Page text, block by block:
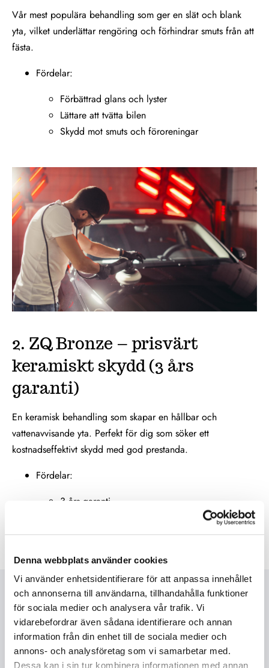
Denna webbplats använder cookies
Vi använder enhetsidentifierare för att anpassa innehållet
och annonserna till användarna, tillhandahålla funktioner
för sociala medier och analysera vår trafik. Vi
vidarebefordrar även sådana identifierare och annan
information från din enhet till de sociala medier och
annons- och analysföretag som vi samarbetar med.
Dessa kan i sin tur kombinera informationen med annan
Vår mest populära behandling som ger en slät och blank
yta, vilket underlättar rengöring och förhindrar smuts från att
fästa.
Fördelar:
Förbättrad glans och lyster
Lättare att tvätta bilen
Skydd mot smuts och föroreningar
2. ZQ Bronze – prisvärt
keramiskt skydd (3 års
garanti)
En keramisk behandling som skapar en hållbar och
vattenavvisande yta. Perfekt för dig som söker ett
kostnadseffektivt skydd med god prestanda.
Fördelar:
3 års garanti
Ökad glans jämfört med traditionellt vax
3. ZQ Silver – förstärkt
skydd och glans (6 års
garanti)